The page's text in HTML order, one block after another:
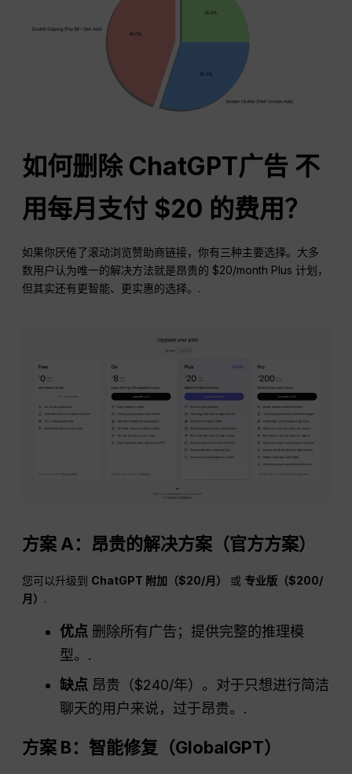
如何删除 ChatGPT广告 不
用每月支付 $20 的费用？
如果你厌倦了滚动浏览赞助商链接，你有三种主要选择。大多
数用户认为唯一的解决方法就是昂贵的 $20/month Plus 计划，
但其实还有更智能、更实惠的选择。.
方案 A：昂贵的解决方案（官方方案）
您可以升级到 ChatGPT 附加（$20/月） 或 专业版（$200/
月） .
优点 删除所有广告；提供完整的推理模
型。.
缺点 昂贵（$240/年）。对于只想进行简洁
聊天的用户来说，过于昂贵。.
方案 B：智能修复（GlobalGPT）